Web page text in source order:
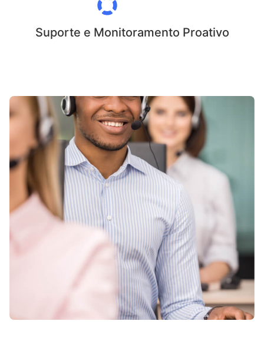
Suporte e Monitoramento Proativo